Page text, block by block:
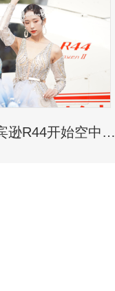
价值近600万的罗宾逊R44开始空中飞播造林